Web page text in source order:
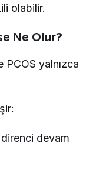
olabilir.
Ne Olur?
yalnızca
devam